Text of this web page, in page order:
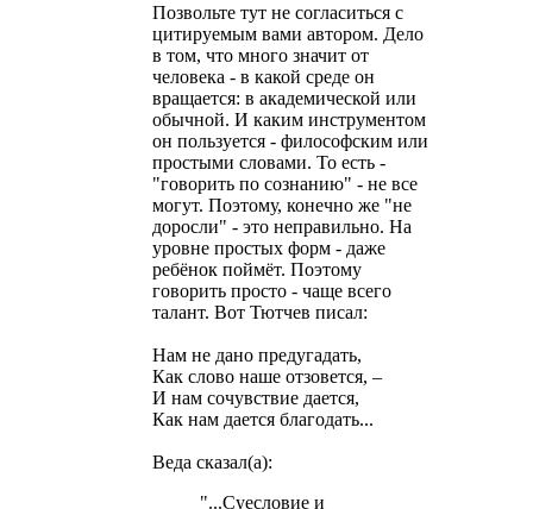
Позвольте тут не согласиться с
цитируемым вами автором. Дело
в том, что много значит от
человека - в какой среде он
вращается: в академической или
обычной. И каким инструментом
он пользуется - философским или
простыми словами. То есть -
"говорить по сознанию" - не все
могут. Поэтому, конечно же "не
доросли" - это неправильно. На
уровне простых форм - даже
ребёнок поймёт. Поэтому
говорить просто - чаще всего
талант. Вот Тютчев писал:
Нам не дано предугадать,
Как слово наше отзовется, –
И нам сочувствие дается,
Как нам дается благодать...
Веда сказал(а):
"...Суесловие и